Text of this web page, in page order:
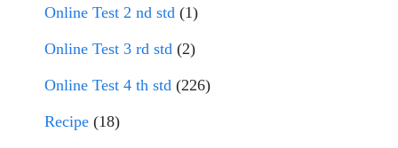
Online Test 2 nd std (1)
Online Test 3 rd std (2)
Online Test 4 th std (226)
Recipe (18)